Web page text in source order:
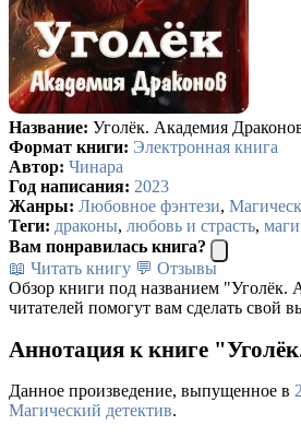
Название: Уголёк. Академия
Формат книги: Электронная книга
Автор: Чинара
Год написания: 2023
Жанры: Любовное фэнтези,
Теги: драконы, любовь и страсть,
Вам понравилась книга?
📖 Читать книгу 💬 Отзывы
Обзор книги под названием "Уголёк.
читателей помогут вам сделать свой
Аннотация к книге
Данное произведение, выпущенное в
Магический детектив.